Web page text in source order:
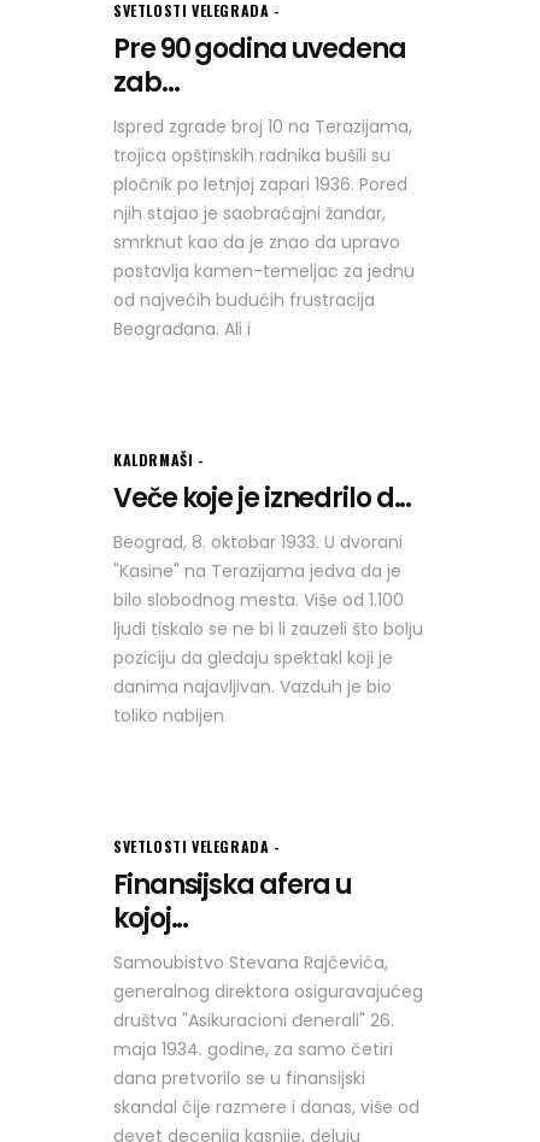
SVETLOSTI VELEGRADA
Pre 90 godina uvedena
zab...
Ispred zgrade broj 10 na Terazijama,
trojica opštinskih radnika bušili su
pločnik po letnjoj zapari 1936. Pored
njih stajao je saobraćajni žandar,
smrknut kao da je znao da upravo
postavlja kamen-temeljac za jednu
od najvećih budućih frustracija
Beograđana. Ali i
KALDRMAŠI
Veče koje je iznedrilo d...
Beograd, 8. oktobar 1933. U dvorani
"Kasine" na Terazijama jedva da je
bilo slobodnog mesta. Više od 1.100
ljudi tiskalo se ne bi li zauzeli što bolju
poziciju da gledaju spektakl koji je
danima najavljivan. Vazduh je bio
toliko nabijen
SVETLOSTI VELEGRADA
Finansijska afera u
kojoj...
Samoubistvo Stevana Rajčevića,
generalnog direktora osiguravajućeg
društva "Asikuracioni đenerali" 26.
maja 1934. godine, za samo četiri
dana pretvorilo se u finansijski
skandal čije razmere i danas, više od
devet decenija kasnije, deluju